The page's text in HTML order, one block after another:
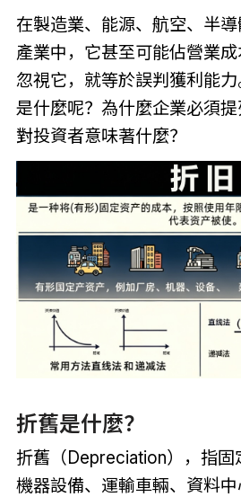
在製造業、能源、航空、半
產業中，它甚至可能佔營業
忽視它，就等於誤判獲利能
是什麼呢？為什麼企業必須
對投資者意味著什麼？
折舊是什麼？
折舊（Depreciation），指固
機器設備、運輸車輛、資料